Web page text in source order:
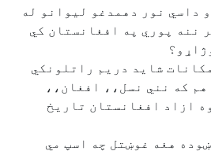
داسي نور دهمدغو ليوانو له
ننه پوري په افغانستان کي
شايد دريم راتلونکي
پاتي شې٠ هغه هم که نني نسل،، افغان،،
ازاد افغانستان تاريخ
هغه غوښتل چه اسپ مي